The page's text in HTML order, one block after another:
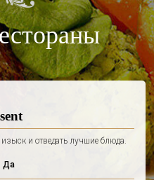
и отведать лучшие блюда.
Да